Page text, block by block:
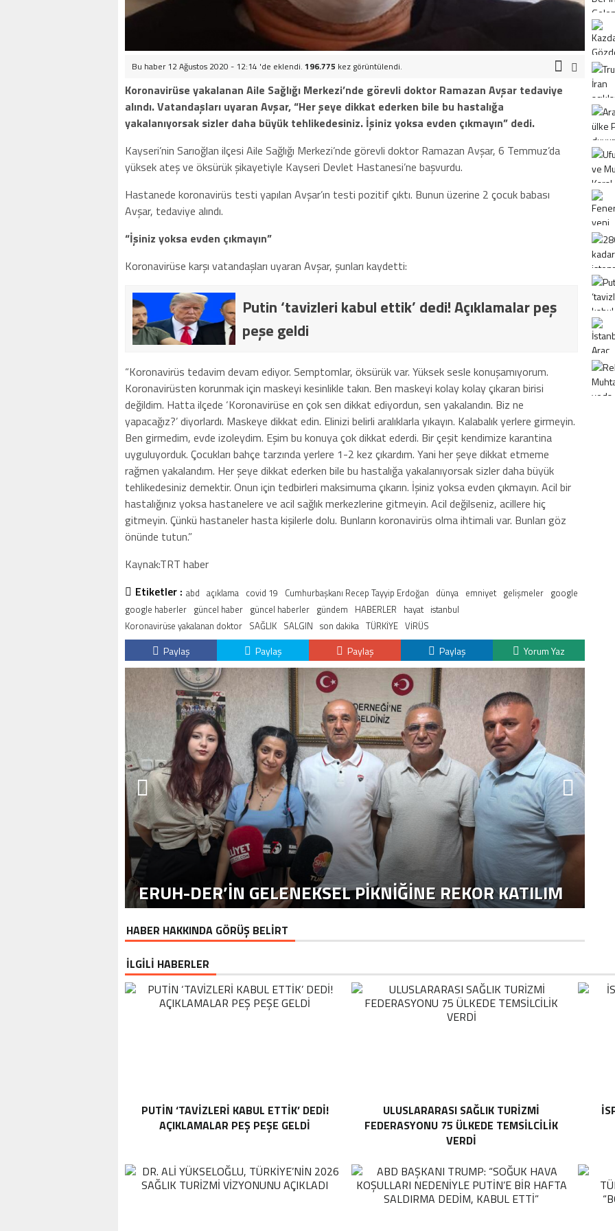
Bu haber 12 Ağustos 2020 - 12:14 'de eklendi. 196.775 kez görüntülendi.
Koronavirüse yakalanan Aile Sağlığı Merkezi’nde görevli doktor Ramazan Avşar tedaviye
alındı. Vatandaşları uyaran Avşar, “Her şeye dikkat ederken bile bu hastalığa
yakalanıyorsak sizler daha büyük tehlikedesiniz. İşiniz yoksa evden çıkmayın” dedi.
Kayseri’nin Sarıoğlan ilçesi Aile Sağlığı Merkezi’nde görevli doktor Ramazan Avşar, 6 Temmuz’da
yüksek ateş ve öksürük şikayetiyle Kayseri Devlet Hastanesi’ne başvurdu.
Hastanede koronavirüs testi yapılan Avşar’ın testi pozitif çıktı. Bunun üzerine 2 çocuk babası
Avşar, tedaviye alındı.
“İşiniz yoksa evden çıkmayın”
Koronavirüse karşı vatandaşları uyaran Avşar, şunları kaydetti:
Putin ‘tavizleri kabul ettik’ dedi! Açıklamalar peş
peşe geldi
“Koronavirüs tedavim devam ediyor. Semptomlar, öksürük var. Yüksek sesle konuşamıyorum.
Koronavirüsten korunmak için maskeyi kesinlikle takın. Ben maskeyi kolay kolay çıkaran birisi
değildim. Hatta ilçede ‘Koronavirüse en çok sen dikkat ediyordun, sen yakalandın. Biz ne
yapacağız?’ diyorlardı. Maskeye dikkat edin. Elinizi belirli aralıklarla yıkayın. Kalabalık yerlere girmeyin.
Ben girmedim, evde izoleydim. Eşim bu konuya çok dikkat ederdi. Bir çeşit kendimize karantina
uyguluyorduk. Çocukları bahçe tarzında yerlere 1-2 kez çıkardım. Yani her şeye dikkat etmeme
rağmen yakalandım. Her şeye dikkat ederken bile bu hastalığa yakalanıyorsak sizler daha büyük
tehlikedesiniz demektir. Onun için tedbirleri maksimuma çıkarın. İşiniz yoksa evden çıkmayın. Acil bir
hastalığınız yoksa hastanelere ve acil sağlık merkezlerine gitmeyin. Acil değilseniz, acillere hiç
gitmeyin. Çünkü hastaneler hasta kişilerle dolu. Bunların koronavirüs olma ihtimali var. Bunları göz
önünde tutun.”
Kaynak:TRT haber
Etiketler : abd açıklama covid 19 Cumhurbaşkanı Recep Tayyip Erdoğan dünya emniyet gelişmeler google
google haberler güncel haber güncel haberler gündem HABERLER hayat istanbul
Koronavirüse yakalanan doktor SAĞLIK SALGIN son dakika TÜRKİYE VİRÜS
Paylaş Paylaş Paylaş Paylaş Yorum Yaz
ERUH-DER’IN GELENEKSEL PIKNIĞINE REKOR KATILIM
HABER HAKKINDA GÖRÜŞ BELİRT
İLGİLİ HABERLER
PUTIN ‘TAVIZLERI KABUL ETTIK’ DEDI!
AÇIKLAMALAR PEŞ PEŞE GELDI
ULUSLARARASI SAĞLIK TURIZMI
FEDERASYONU 75 ÜLKEDE TEMSILCILIK
VERDI